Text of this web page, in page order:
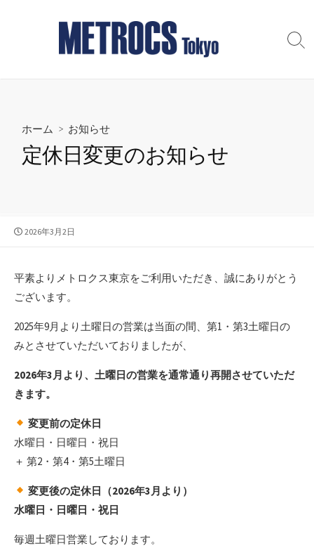
ツ
検
ホーム > お知らせ
定休日変更のお知らせ
公
2026年3月2日
平素よりメトロクス東京をご利用いただき、誠にありがとう
ございます。
2025年9月より土曜日の営業は当面の間、第1・第3土曜日の
みとさせていただいておりましたが、
2026年3月より、土曜日の営業を通常通り再開させていただ
きます。
変更前の定休日
水曜日・日曜日・祝日
＋ 第2・第4・第5土曜日
変更後の定休日（2026年3月より）
水曜日・日曜日・祝日
毎週土曜日営業しております。